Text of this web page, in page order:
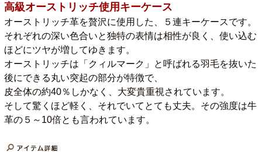
高級オーストリッチ使用キーケース
オーストリッチ革を贅沢に使用した、５連キーケースです。
それぞれの深い色合いと独特の表情は相性が良く、使い込む
ほどにツヤが増してゆきます。
オーストリッチは「クィルマーク」と呼ばれる羽毛を抜いた
後にできる丸い突起の部分が特徴で、
皮全体の約40％しかなく、大変貴重視されています。
そして驚くほど軽く、それでいてとても丈夫。その強度は牛
革の５～10倍とも言われています。